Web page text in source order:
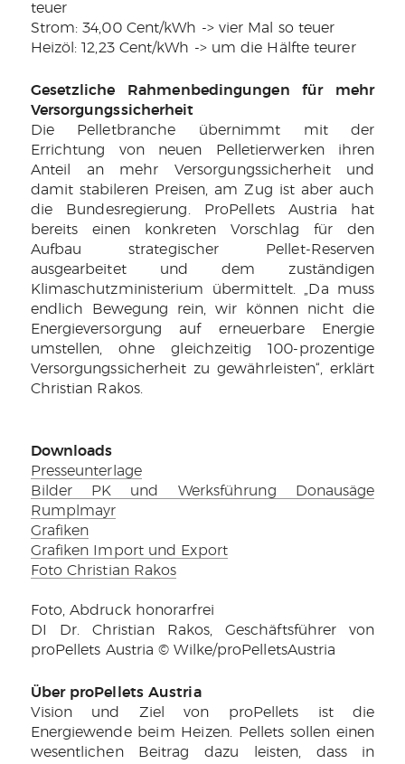
teuer
Strom: 34,00 Cent/kWh -> vier Mal so teuer
Heizöl: 12,23 Cent/kWh -> um die Hälfte teurer
Gesetzliche Rahmenbedingungen für mehr
Versorgungssicherheit
Die Pelletbranche übernimmt mit der
Errichtung von neuen Pelletierwerken ihren
Anteil an mehr Versorgungssicherheit und
damit stabileren Preisen, am Zug ist aber auch
die Bundesregierung. ProPellets Austria hat
bereits einen konkreten Vorschlag für den
Aufbau strategischer Pellet-Reserven
ausgearbeitet und dem zuständigen
Klimaschutzministerium übermittelt. „Da muss
endlich Bewegung rein, wir können nicht die
Energieversorgung auf erneuerbare Energie
umstellen, ohne gleichzeitig 100-prozentige
Versorgungssicherheit zu gewährleisten“, erklärt
Christian Rakos.
Downloads
Presseunterlage
Bilder PK und Werksführung Donausäge
Rumplmayr
Grafiken
Grafiken Import und Export
Foto Christian Rakos
Foto, Abdruck honorarfrei
DI Dr. Christian Rakos, Geschäftsführer von
proPellets Austria © Wilke/proPelletsAustria
Über proPellets Austria
Vision und Ziel von proPellets ist die
Energiewende beim Heizen. Pellets sollen einen
wesentlichen Beitrag dazu leisten, dass in